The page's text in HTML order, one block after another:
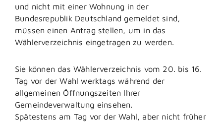
und nicht mit einer Wohnung in der
Bundesrepublik Deutschland gemeldet sind,
müssen einen Antrag stellen, um in das
Wählerverzeichnis eingetragen zu werden.
Sie können das Wählerverzeichnis vom 20. bis 16.
Tag vor der Wahl werktags während der
allgemeinen Öffnungszeiten Ihrer
Gemeindeverwaltung einsehen.
Spätestens am Tag vor der Wahl, aber nicht früher